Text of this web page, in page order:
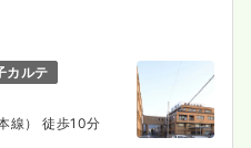
カルテ
線） 徒歩10分